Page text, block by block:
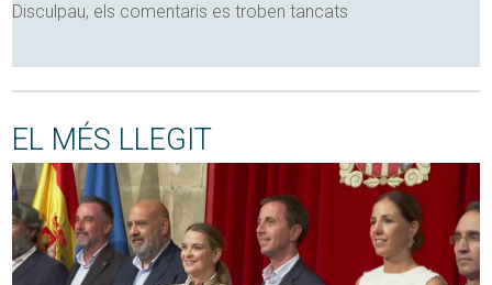
Disculpau, els comentaris es troben tancats
EL MÉS LLEGIT